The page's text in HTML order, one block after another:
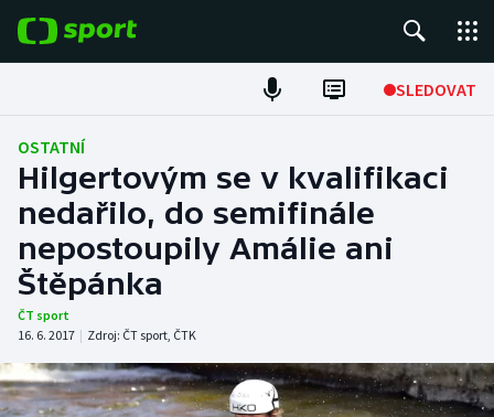
SLEDOVAT
Fotbal
Hokej
Tenis
Atletika
DALŠÍ SPORTY
OSTATNÍ
Hilgertovým se v kvalifikaci
nedařilo, do semifinále
nepostoupily Amálie ani
Štěpánka
ČT sport
16. 6. 2017 | Zdroj: ČT sport, ČTK